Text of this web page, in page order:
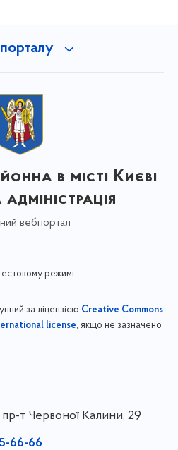
в місті Києві
вебпортал
режимі
за ліцензією Creative Commons
license, якщо не зазначено
пр-т Червоної Калини, 29
66-66